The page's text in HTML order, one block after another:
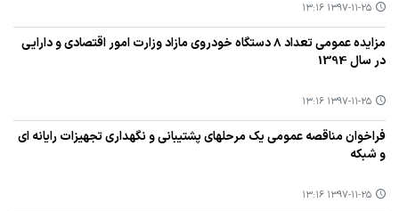
۱۳۹۷-۱۱-۲۵ ۱۳:۱۶
مزایده عمومی تعداد 8 دستگاه خودروی مازاد وزارت امور اقتصادی و دارایی
در سال 1394
۱۳۹۷-۱۱-۲۵ ۱۳:۱۶
فراخوان مناقصه عمومی یك مرحلهای پشتیبانی و نگهداری تجهیزات رایانه ای
و شبكه
۱۳۹۷-۱۱-۲۵ ۱۳:۱۶